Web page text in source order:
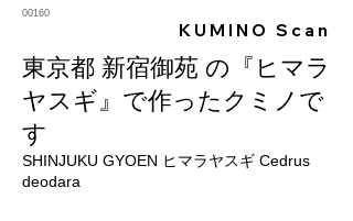
00160
KUMINO Scan
東京都 新宿御苑 の『ヒマラ
ヤスギ』で作ったクミノで
す
SHINJUKU GYOEN ヒマラヤスギ Cedrus
deodara